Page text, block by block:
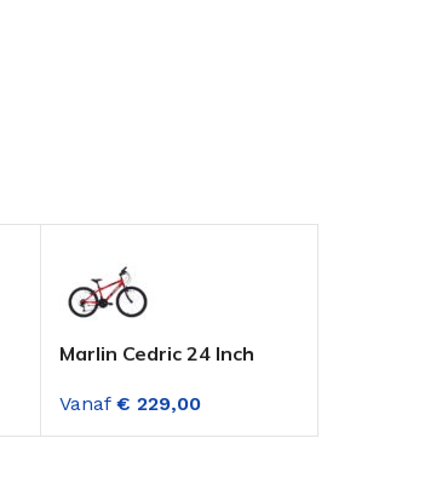
Marlin Cedric 24 Inch
versnellingen jongens
Rood
Vanaf € 229,00